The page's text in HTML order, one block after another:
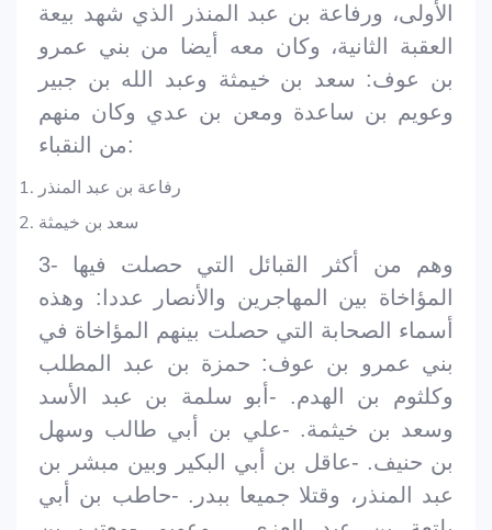
الأولى، ورفاعة بن عبد المنذر الذي شهد بيعة
العقبة الثانية، وكان معه أيضا من بني عمرو
بن عوف: سعد بن خيمثة وعبد الله بن جبير
وعويم بن ساعدة ومعن بن عدي وكان منهم
من النقباء:
رفاعة بن عبد المنذر
3- وهم من أكثر القبائل التي حصلت فيها
المؤاخاة بين المهاجرين والأنصار عددا: وهذه
أسماء الصحابة التي حصلت بينهم المؤاخاة في
بني عمرو بن عوف: حمزة بن عبد المطلب
وكلثوم بن الهدم. -أبو سلمة بن عبد الأسد
وسعد بن خيثمة. -علي بن أبي طالب وسهل
بن حنيف. -عاقل بن أبي البكير وبين مبشر بن
عبد المنذر، وقتلا جميعا ببدر. -حاطب بن أبي